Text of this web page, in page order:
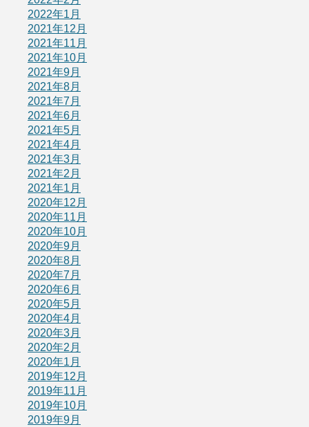
2022年1月
2021年12月
2021年11月
2021年10月
2021年9月
2021年8月
2021年7月
2021年6月
2021年5月
2021年4月
2021年3月
2021年2月
2021年1月
2020年12月
2020年11月
2020年10月
2020年9月
2020年8月
2020年7月
2020年6月
2020年5月
2020年4月
2020年3月
2020年2月
2020年1月
2019年12月
2019年11月
2019年10月
2019年9月